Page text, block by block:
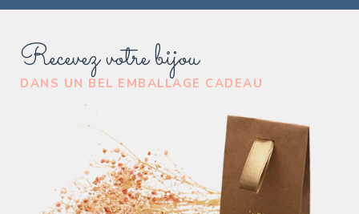
Recevez votre bijou
DANS UN BEL EMBALLAGE CADEAU